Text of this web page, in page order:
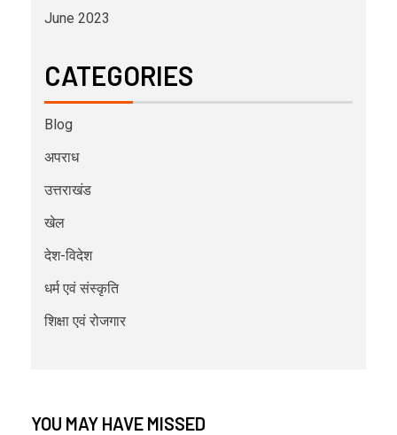
June 2023
CATEGORIES
Blog
अपराध
उत्तराखंड
खेल
देश-विदेश
धर्म एवं संस्कृति
शिक्षा एवं रोजगार
YOU MAY HAVE MISSED